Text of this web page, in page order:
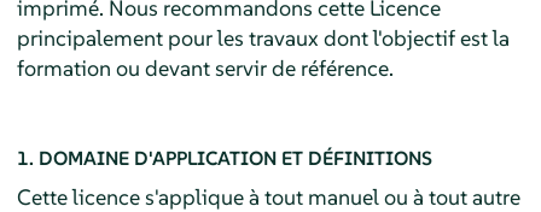
imprimé. Nous recommandons cette Licence
principalement pour les travaux dont l'objectif est la
formation ou devant servir de référence.
1. DOMAINE D'APPLICATION ET DÉFINITIONS
Cette licence s'applique à tout manuel ou à tout autre